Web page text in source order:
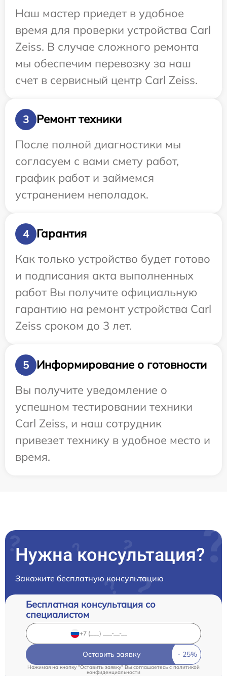
Наш мастер приедет в удобное
время для проверки устройства Carl
Zeiss. В случае сложного ремонта
мы обеспечим перевозку за наш
счет в сервисный центр Carl Zeiss.
3
Ремонт техники
После полной диагностики мы
согласуем с вами смету работ,
график работ и займемся
устранением неполадок.
4
Гарантия
Как только устройство будет готово
и подписания акта выполненных
работ Вы получите официальную
гарантию на ремонт устройства Carl
Zeiss сроком до 3 лет.
5
Информирование о готовности
Вы получите уведомление о
успешном тестировании техники
Carl Zeiss, и наш сотрудник
привезет технику в удобное место и
время.
Нужна консультация?
Закажите бесплатную консультацию
Бесплатная консультация со
специалистом
Оставить заявку
Нажимая на кнопку "Оставить заявку" Вы соглашаетесь cполитикой
конфиденциальности